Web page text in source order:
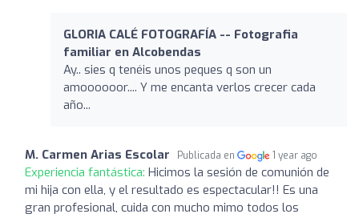
GLORIA CALÉ FOTOGRAFÍA -- Fotografia
familiar en Alcobendas
Ay.. sies q tenéis unos peques q son un
amoooooor.... Y me encanta verlos crecer cada
año...
M. Carmen Arias Escolar Publicada en 1 year ago
Experiencia fantástica: Hicimos la sesión de comunión de
mi hija con ella, y el resultado es espectacular!! Es una
gran profesional, cuida con mucho mimo todos los